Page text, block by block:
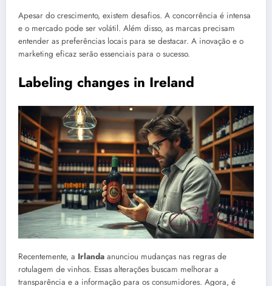
Apesar do crescimento, existem desafios. A concorrência é intensa
e o mercado pode ser volátil. Além disso, as marcas precisam
entender as preferências locais para se destacar. A inovação e o
marketing eficaz serão essenciais para o sucesso.
Labeling changes in Ireland
Recentemente, a Irlanda anunciou mudanças nas regras de
rotulagem de vinhos. Essas alterações buscam melhorar a
transparência e a informação para os consumidores. Agora, é